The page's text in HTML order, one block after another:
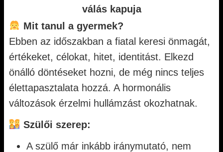
válás kapuja
Mit tanul a gyermek?
Ebben az időszakban a fiatal keresi önmagát,
értékeket, célokat, hitet, identitást. Elkezd
önálló döntéseket hozni, de még nincs teljes
élettapasztalata hozzá. A hormonális
változások érzelmi hullámzást okozhatnak.
Szülői szerep:
A szülő már inkább iránymutató, nem